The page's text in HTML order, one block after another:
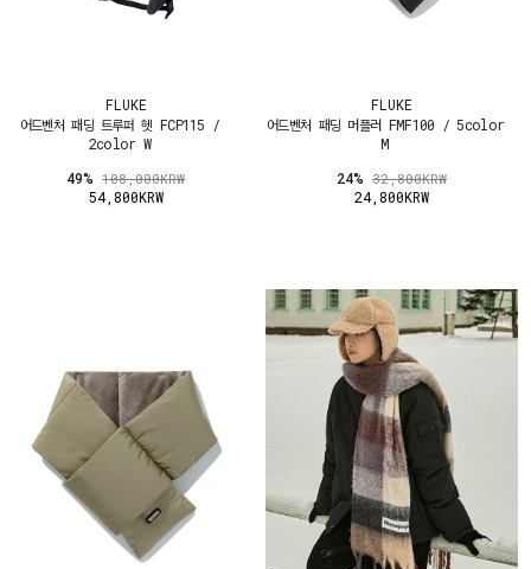
FLUKE
어드벤처 패딩 트루퍼 헷 FCP115 /
2color W
49%108,000KRW
54,800KRW
FLUKE
어드벤처 패딩 머플러 FMF100 / 5color
M
24% 32,800KRW
24,800KRW